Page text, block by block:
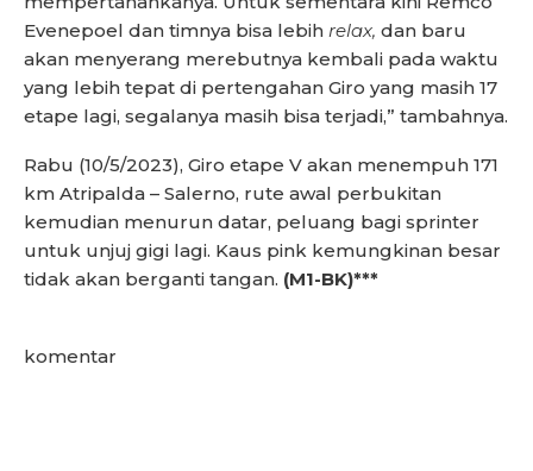
Evenepoel dan timnya bisa lebih relax, dan baru
akan menyerang merebutnya kembali pada waktu
yang lebih tepat di pertengahan Giro yang masih 17
etape lagi, segalanya masih bisa terjadi,” tambahnya.
Rabu (10/5/2023), Giro etape V akan menempuh 171
km Atripalda – Salerno, rute awal perbukitan
kemudian menurun datar, peluang bagi sprinter
untuk unjuj gigi lagi. Kaus pink kemungkinan besar
tidak akan berganti tangan. (M1-BK)***
komentar